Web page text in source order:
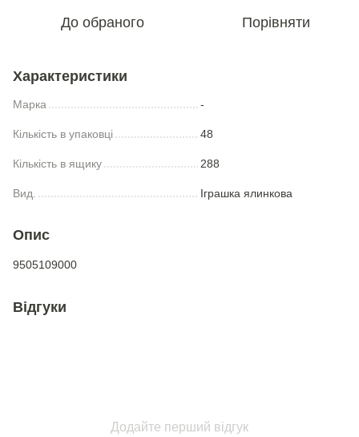
До обраного Порівняти
Характеристики
Марка -
Кількість в упаковці 48
Кількість в ящику 288
Вид. Іграшка ялинкова
Опис
9505109000
Відгуки
Додайте перший відгук